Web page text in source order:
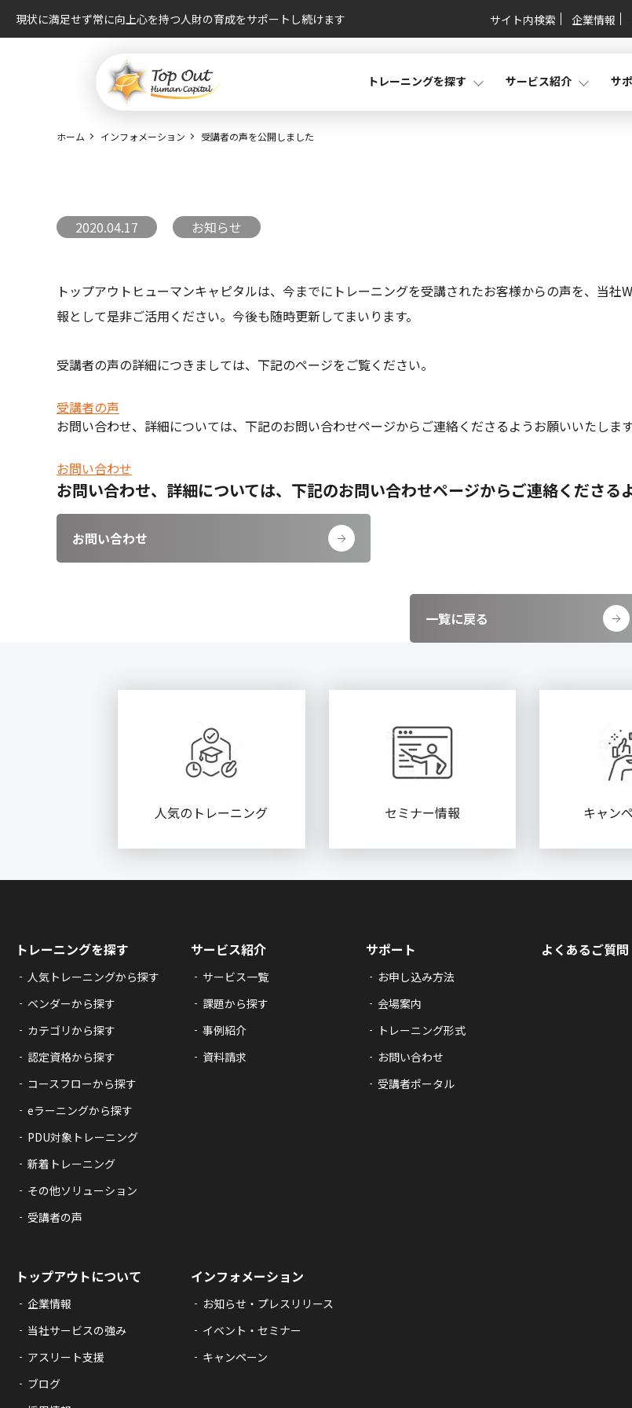
現状に満足せず常に向上心を持つ人財の育成をサポートし続けます サイト内検索 企業情報
トレーニングを探す サービス紹介 サ
ホーム インフォメーション 受講者の声を公開しました
2020.04.17 お知らせ
トップアウトヒューマンキャピタルは、今までにトレーニングを受講されたお客様からの声を、当
報として是非ご活用ください。今後も随時更新してまいります。
受講者の声の詳細につきましては、下記のページをご覧ください。
受講者の声
お問い合わせ、詳細については、下記のお問い合わせページからご連絡くださるようお願いいたします
お問い合わせ
お問い合わせ、詳細については、下記のお問い合わせページからご連絡くださる
お問い合わせ
一覧に戻る
人気のトレーニング セミナー情報 キャン
トレーニングを探す
人気トレーニングから探す
ベンダーから探す
カテゴリから探す
認定資格から探す
コースフローから探す
eラーニングから探す
PDU対象トレーニング
新着トレーニング
その他ソリューション
受講者の声
サービス紹介
サービス一覧
課題から探す
事例紹介
資料請求
サポート
お申し込み方法
会場案内
トレーニング形式
お問い合わせ
受講者ポータル
よくあるご質問
トップアウトについて
企業情報
当社サービスの強み
アスリート支援
ブログ
インフォメーション
お知らせ・プレスリリース
イベント・セミナー
キャンペーン